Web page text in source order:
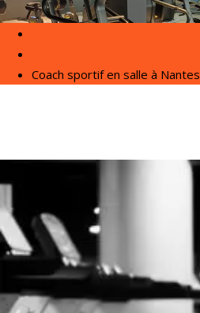
Coach sportif en salle à Nantes